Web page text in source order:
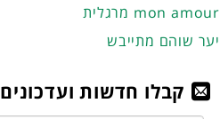
מרגלית mon amour
יער שוהם מתייבש
קבלו חדשות ועדכונים